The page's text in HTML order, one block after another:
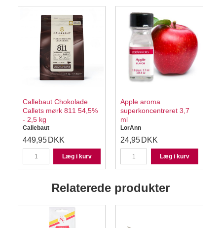
Callebaut Chokolade
Callets mørk 811 54,5%
- 2,5 kg
Callebaut
449,95 DKK
Læg i kurv
Apple aroma
superkoncentreret 3,7
ml
LorAnn
24,95 DKK
Læg i kurv
Relaterede produkter